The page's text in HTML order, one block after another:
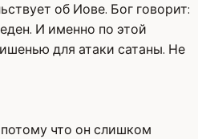
об Иове. Бог говорит:
И именно по этой
для атаки сатаны. Не
что он слишком